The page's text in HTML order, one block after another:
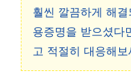
훨씬 깔끔하게 해
용증명을 받으셨다
고 적절히 대응해